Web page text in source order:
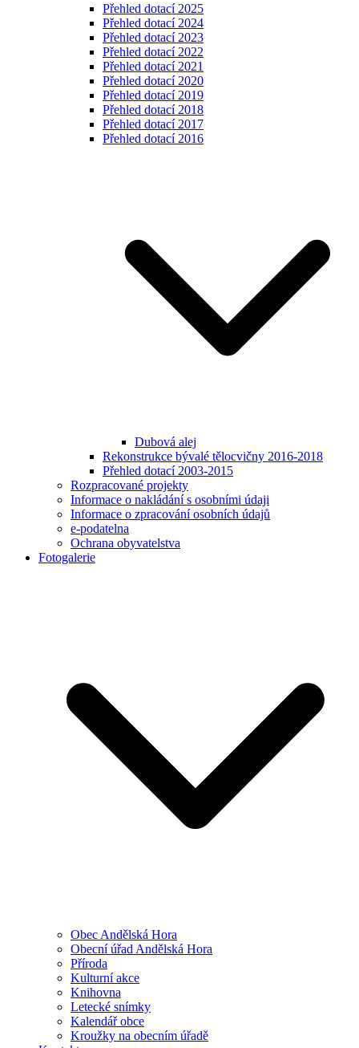
Přehled dotací 2025
Přehled dotací 2024
Přehled dotací 2023
Přehled dotací 2022
Přehled dotací 2021
Přehled dotací 2020
Přehled dotací 2019
Přehled dotací 2018
Přehled dotací 2017
Přehled dotací 2016
Dubová alej
Rekonstrukce bývalé tělocvičny 2016-2018
Přehled dotací 2003-2015
Rozpracované projekty
Informace o nakládání s osobními údaji
Informace o zpracování osobních údajů
e-podatelna
Ochrana obyvatelstva
Fotogalerie
Obec Andělská Hora
Obecní úřad Andělská Hora
Příroda
Kulturní akce
Knihovna
Letecké snímky
Kalendář obce
Kroužky na obecním úřadě